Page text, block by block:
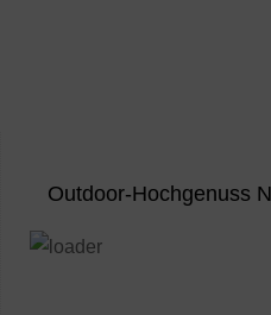
Outdoor-Hochgenuss